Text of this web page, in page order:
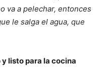
va a pelechar, entonces
le salga el agua, que
listo para la cocina